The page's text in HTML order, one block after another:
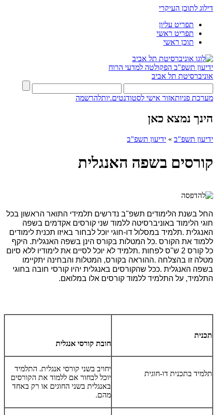
דילוג לתוכן העיקרי
תפריט עליון
תפריט ראשי
תוכן ראשי
ידיעון תשפ"ב הפקולטה למדעי הרוח
אוניברסיטת תל אביב
מערכת פניותאזור אישי לסטודנטים.יותלהרשמה
הינך נמצא כאן
ידיעון תשפ"ב » ידיעון תשפ"ב
קורסים בשפה האנגלית
החל בשנת הלימודים תשפ"ב נדרשים תלמידי התואר הראשון בכל
חוגי הלימוד באוניברסיטה ללמוד שני קורסים אקדמים בשפה
האנגלית .תלמיד במסלול דו-חוגי יוכל לבחור באיזו תכנית לימודים
ללמוד את הקורס .כל המטלות בקורס הינן בשפה האנגלית. היקף
כל קורס 2 ש"ס לפחות
.תלמיד לא יוכל לסיים את לימודיו ללא סיום
מטלה זו בהצלחה .ההוראה בקורס, המטלות והבחינה יתקיימו
בשפה האנגלית .ככל שהקורסים באנגלית יהיו קורסי חובה בחוגי
התלמיד, על התלמיד ללמוד קורסים אלו במלואם.
תכנית
חובת קורסי אנגלית
תלמיד בתכנית דו-חוגית
יחויב בשני קורסי אנגלית. התלמיד
יוכל לבחור אם ללמוד את הקורסים
באנגלית בשני החוגים או רק באחד
מהם.